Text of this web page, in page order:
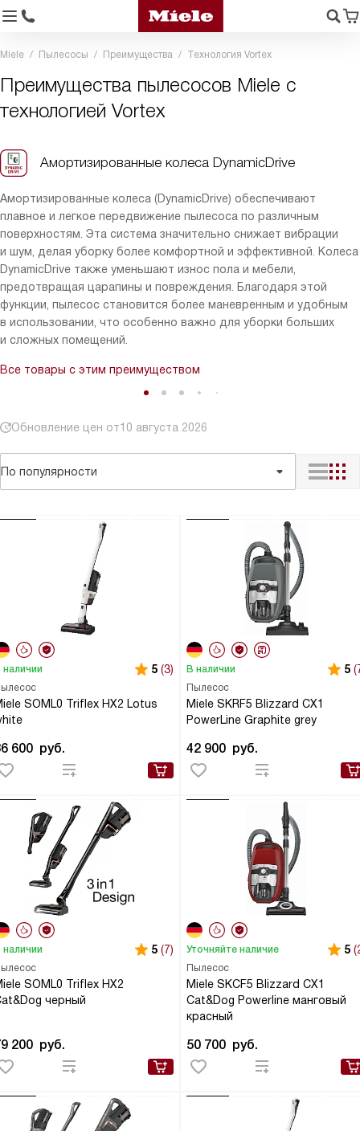
Miele Пылесосы Преимущества Технология Vortex
Преимущества пылесосов Miele с
технологией Vortex
Амортизированные колеса DynamicDrive
Амортизированные колеса (DynamicDrive) обеспечивают
плавное и легкое передвижение пылесоса по различным
поверхностям. Эта система значительно снижает вибрации
и шум, делая уборку более комфортной и эффективной. Колеса
DynamicDrive также уменьшают износ пола и мебели,
предотвращая царапины и повреждения. Благодаря этой
функции, пылесос становится более маневренным и удобным
в использовании, что особенно важно для уборки больших
и сложных помещений.
Все товары с этим преимуществом
Обновление цен от10 августа 2026
По популярности
SOML0 Triflex HX2 Lotus
наличии 5 (3)
600 руб.
Пылесос
Miele SKRF5 Blizzard CX1
PowerLine Graphite grey
В наличии 5
42 900 руб.
SOML0 Triflex HX2
черный
наличии 5 (7)
200 руб.
Пылесос
Miele SKCF5 Blizzard CX1
Cat&Dog Powerline манговый
красный
Уточняйте наличие 5
50 700 руб.